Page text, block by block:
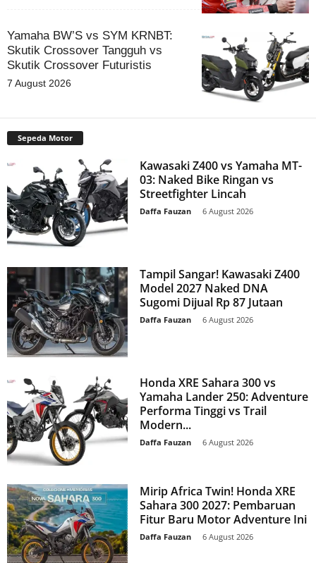
Yamaha BW’S vs SYM KRNBT:
Skutik Crossover Tangguh vs
Skutik Crossover Futuristis
7 August 2026
Sepeda Motor
Kawasaki Z400 vs Yamaha MT-
03: Naked Bike Ringan vs
Streetfighter Lincah
Daffa Fauzan 6 August 2026
Tampil Sangar! Kawasaki Z400
Model 2027 Naked DNA
Sugomi Dijual Rp 87 Jutaan
Daffa Fauzan 6 August 2026
Honda XRE Sahara 300 vs
Yamaha Lander 250: Adventure
Performa Tinggi vs Trail
Modern...
Daffa Fauzan 6 August 2026
Mirip Africa Twin! Honda XRE
Sahara 300 2027: Pembaruan
Fitur Baru Motor Adventure Ini
Daffa Fauzan 6 August 2026